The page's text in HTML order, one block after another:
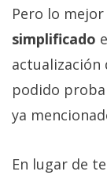
videojuegos,
comparativas,
trucos y
El Grupo
Informático
(CC) 2006-
reservados
Pero lo mejor
simplificado
actualización
podido
ya
En lugar de